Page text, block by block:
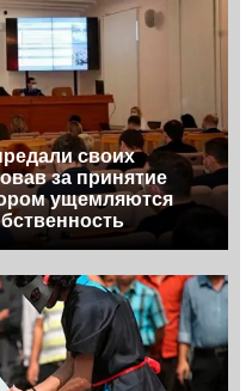
своих
за принятие
ущемляются